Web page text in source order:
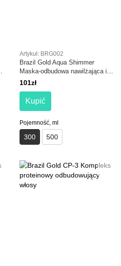
Artykuł: BRG002
Brazil Gold Aqua Shimmer
Maska-odbudowa nawilżająca i
nabłyszczająca włosy 300 ml
101zł
Kupić
Pojemność, ml
300 500